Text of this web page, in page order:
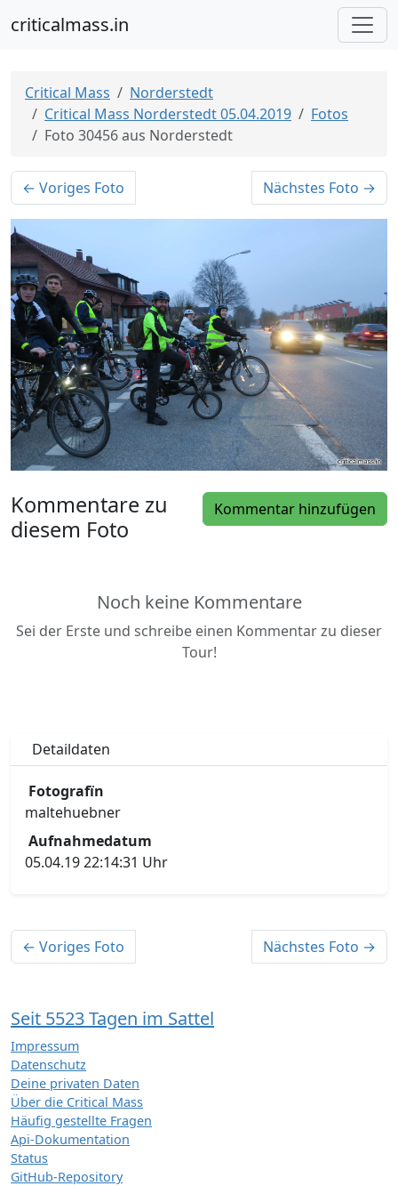
criticalmass.in
Critical Mass
Norderstedt
Critical Mass Norderstedt 05.04.2019
Fotos
Foto 30456 aus Norderstedt
← Voriges Foto Nächstes Foto →
Kommentar hinzufügen
Kommentare zu
diesem Foto
Noch keine Kommentare
Sei der Erste und schreibe einen Kommentar zu dieser
Tour!
Detaildaten
Fotografïn
maltehuebner
Aufnahmedatum
05.04.19 22:14:31 Uhr
← Voriges Foto Nächstes Foto →
Seit 5523 Tagen im Sattel
Impressum
Datenschutz
Deine privaten Daten
Über die Critical Mass
Häufig gestellte Fragen
Api-Dokumentation
Status
GitHub-Repository